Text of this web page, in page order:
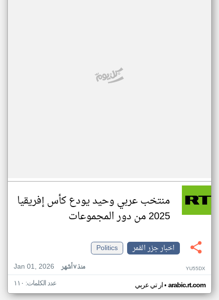
منتخب عربي وحيد يودع كأس إفريقيا
2025 من دور المجموعات
اخبار جزر القمر
Politics
Jan 01, 2026
منذ ٧ أشهر YU55DX
ار تي عربي• arabic.rt.com عدد الكلمات: ١١٠